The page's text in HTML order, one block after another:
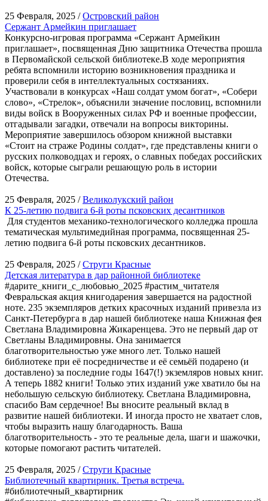
25 Февраля, 2025 /Островский район
Сержант Армейкин приглашает
Конкурсно-игровая программа «Сержант Армейкин
приглашает», посвященная Дню защитника Отечества прошла
в Первомайской сельской библиотеке.В ходе мероприятия
ребята вспомнили историю возникновения праздника и
проверили себя в интеллектуальных состязаниях.
Участвовали в конкурсах «Наш солдат умом богат», «Собери
слово», «Стрелок», объяснили значение пословиц, вспомнили
виды войск в Вооруженных силах РФ и военные профессии,
отгадывали загадки, отвечали на вопросы викторины.
Мероприятие завершилось обзором книжной выставки
«Стоит на страже Родины солдат», где представлены книги о
русских полководцах и героях, о славных победах российских
войск, которые сыграли решающую роль в истории
Отечества.
25 Февраля, 2025 /Великолукский район
К 25-летию подвига 6-й роты псковских десантников
Для студентов механико-технологического колледжа прошла
тематическая мультимедийная программа, посвященная 25-
летию подвига 6-й роты псковских десантников.
25 Февраля, 2025 /Струги Красные
Детская литература в дар районной библиотеке
#дарите_книги_с_любовью_2025 #растим_читателя
Февральская акция книгодарения завершается на радостной
ноте. 235 экземпляров детких красочных изданий привезла из
Санкт-Петербурга в дар нашей библиотеке наша Книжная фея
Светлана Владимировна Жикаренцева. Это не первый дар от
Светланы Владимировны. Она занимается
благотворительностью уже много лет. Только нашей
библиотеке при её посредничестве и её семьёй подарено (и
доставлено) за последние годы 1647(!) экземляров новых книг.
А теперь 1882 книги! Только этих изданий уже хватило бы на
небольшую сельскую библиотеку. Светлана Владимировна,
спасибо Вам сердечное! Вы вносите реальный вклад в
развитие нашей библиотеки. И иногда просто не хватает слов,
чтобы выразить нашу благодарность. Ваша
благотворительность - это те реальные дела, шаги и шажочки,
которые помогают растить читателей.
25 Февраля, 2025 /Струги Красные
Библиотечный квартирник. Третья встреча.
#библиотечный_квартирник